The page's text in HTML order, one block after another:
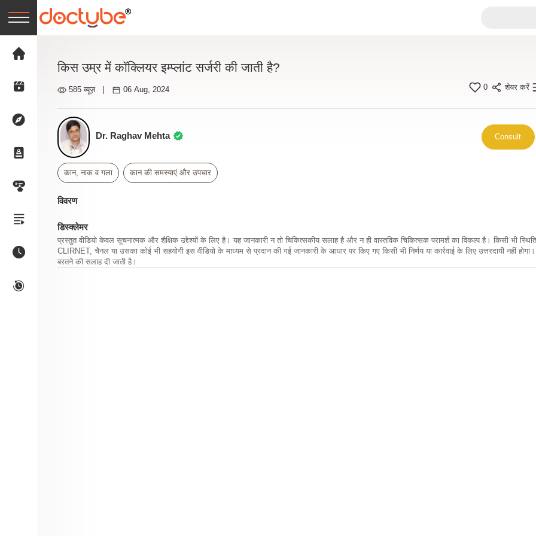
किस उम्र में कॉक्लियर इम्प्लांट सर्जरी की जाती है?
585 व्यूज़ 06 Aug, 2024 0 शेयर करें
Dr. Raghav Mehta Consult
कान, नाक व गला कान की समस्याएं और उपचार
विवरण
डिस्क्लेमर
प्रस्तुत वीडियो केवल सूचनात्मक और शैक्षिक उद्देश्यों के लिए है। यह जानकारी न तो चिकित्सकीय सलाह है और न ही वास्तविक चिकित्सक परामर्श का विकल्प है। किसी भी
CLIRNET, चैनल या उसका कोई भी सहयोगी इस वीडियो के माध्यम से प्रदान की गई जानकारी के आधार पर किए गए किसी भी निर्णय या कार्रवाई के लिए उत्तरदायी नहीं होगा।
बरतने की सलाह दी जाती है।